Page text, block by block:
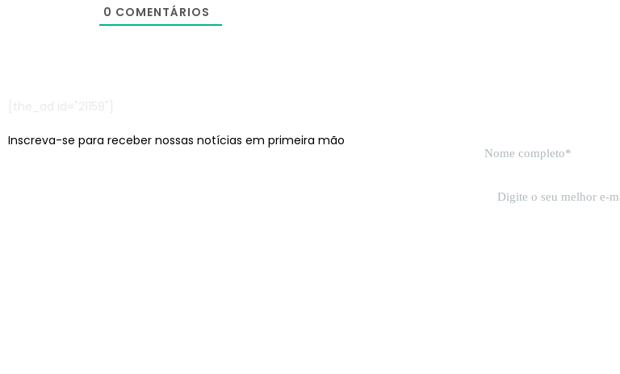
0 COMENTÁRIOS
Inscreva-se para receber nossas notícias em primeira mão